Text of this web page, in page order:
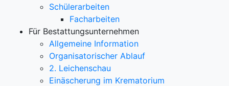
Schülerarbeiten
Facharbeiten
Für Bestattungsunternehmen
Allgemeine Information
Organisatorischer Ablauf
2. Leichenschau
Einäscherung im Krematorium